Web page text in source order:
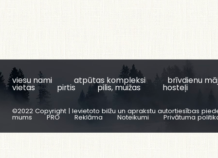
viesu nami atpūtas kompleksi brīvdienu
vietas pirtis pilis, muižas hosteļi
©2022 Copyright | Ievietoto bilžu un aprakstu autortiesības
mums PRO Reklāma Noteikumi Privātuma